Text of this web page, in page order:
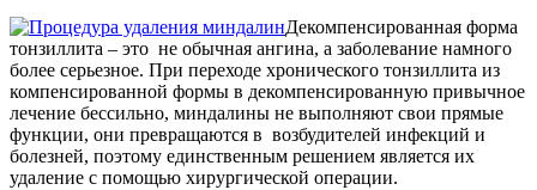
Декомпенсированная форма
тонзиллита – это не обычная ангина, а заболевание намного
более серьезное. При переходе хронического тонзиллита из
компенсированной формы в декомпенсированную привычное
лечение бессильно, миндалины не выполняют свои прямые
функции, они превращаются в возбудителей инфекций и
болезней, поэтому единственным решением является их
удаление с помощью хирургической операции.